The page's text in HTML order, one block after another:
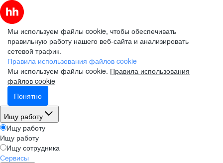
Мы используем файлы cookie, чтобы обеспечивать
правильную работу нашего веб-сайта и анализировать
сетевой трафик.
Правила использования файлов cookie
Мы используем файлы cookie. Правила использования
файлов cookie
Понятно
Ищу работу
Ищу работу
Ищу работу
Ищу сотрудника
Сервисы